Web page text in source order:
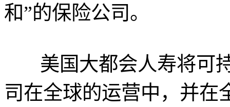
和”的保险公司。
美国大都会人寿将可持
司在全球的运营中，并在